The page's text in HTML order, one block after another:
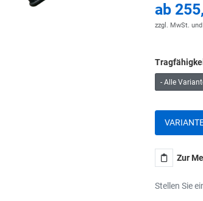
ab
zzgl. MwSt. und
- Alle
Zur
Stellen Sie